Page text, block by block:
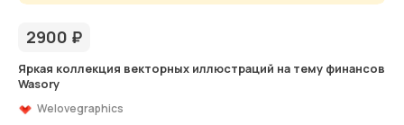
2900 ₽
Яркая коллекция векторных иллюстраций на тему финансов
Wasory
Welovegraphics